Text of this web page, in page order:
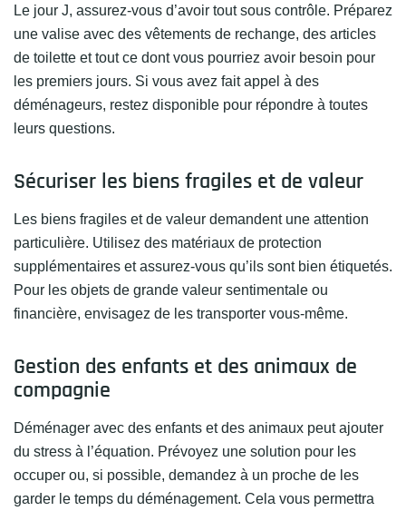
Le jour J, assurez-vous d’avoir tout sous contrôle. Préparez
une valise avec des vêtements de rechange, des articles
de toilette et tout ce dont vous pourriez avoir besoin pour
les premiers jours. Si vous avez fait appel à des
déménageurs, restez disponible pour répondre à toutes
leurs questions.
Sécuriser les biens fragiles et de valeur
Les biens fragiles et de valeur demandent une attention
particulière. Utilisez des matériaux de protection
supplémentaires et assurez-vous qu’ils sont bien étiquetés.
Pour les objets de grande valeur sentimentale ou
financière, envisagez de les transporter vous-même.
Gestion des enfants et des animaux de
compagnie
Déménager avec des enfants et des animaux peut ajouter
du stress à l’équation. Prévoyez une solution pour les
occuper ou, si possible, demandez à un proche de les
garder le temps du déménagement. Cela vous permettra